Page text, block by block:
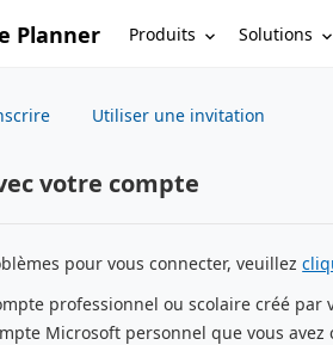
Planner Produits Solutions
Utiliser une invitation
votre compte
pour vous connecter, veuillez
professionnel ou scolaire créé par
Microsoft personnel que vous avez